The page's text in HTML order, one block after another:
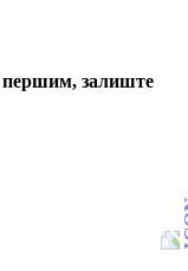
першим, залиште